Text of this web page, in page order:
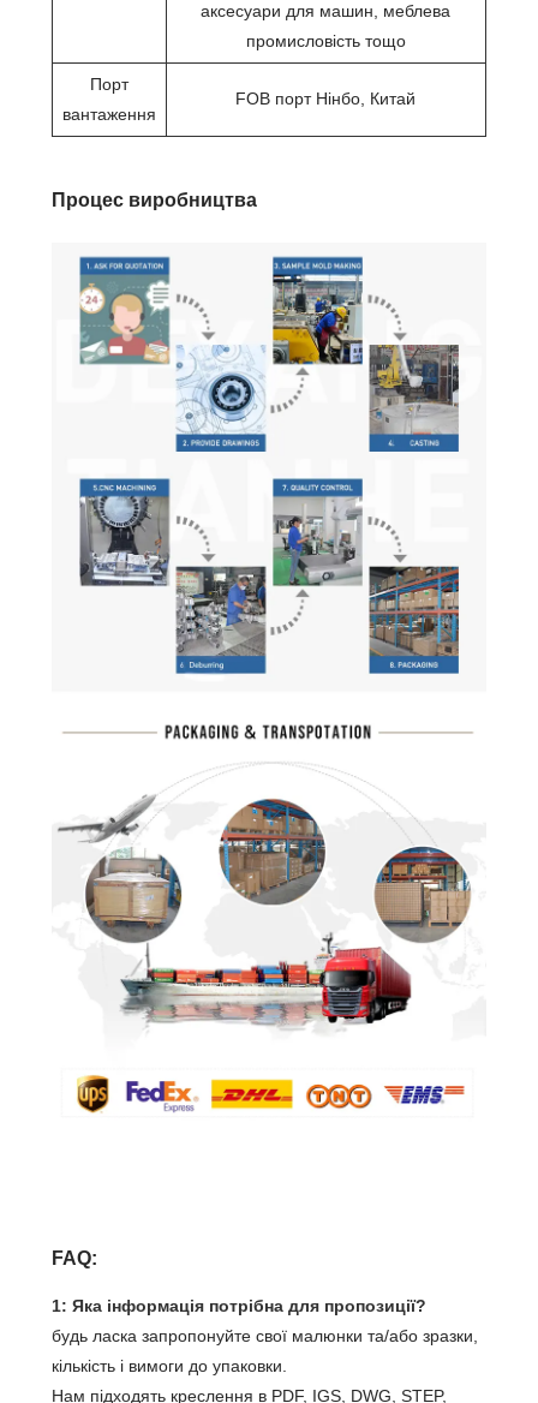
аксесуари для машин, меблева
промисловість тощо
Порт
вантаження
FOB порт Нінбо, Китай
Процес виробництва
FAQ:
1: Яка інформація потрібна для пропозиції?
будь ласка запропонуйте свої малюнки та/або зразки,
кількість і вимоги до упаковки.
Нам підходять креслення в PDF, IGS, DWG, STEP,